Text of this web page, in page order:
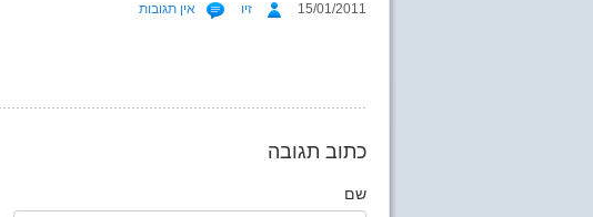
15/01/2011 זיו אין תגובות
כתוב תגובה
שם